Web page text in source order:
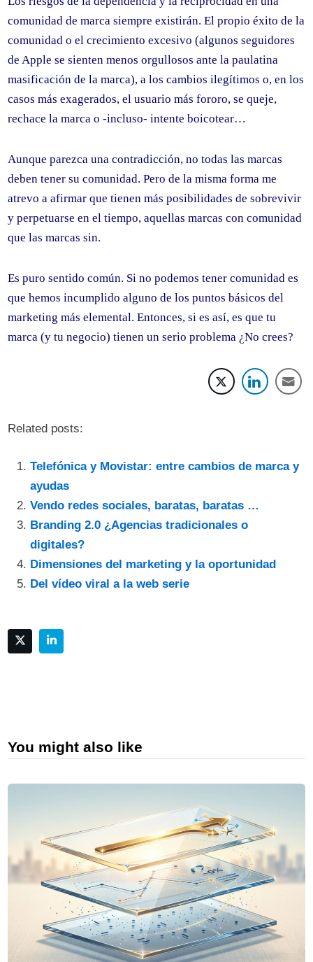
comunidad de marca siempre existirán. El propio éxito de la
comunidad o el crecimiento excesivo (algunos seguidores
de Apple se sienten menos orgullosos ante la paulatina
masificación de la marca), a los cambios ilegítimos o, en los
casos más exagerados, el usuario más fororo, se queje,
rechace la marca o -incluso- intente boicotear…
Aunque parezca una contradicción, no todas las marcas
deben tener su comunidad. Pero de la misma forma me
atrevo a afirmar que tienen más posibilidades de sobrevivir
y perpetuarse en el tiempo, aquellas marcas con comunidad
que las marcas sin.
Es puro sentido común. Si no podemos tener comunidad es
que hemos incumplido alguno de los puntos básicos del
marketing más elemental. Entonces, si es así, es quetu
marca (y tu negocio) tienen un serio problema ¿No crees?
Related posts:
Telefónica y Movistar: entre cambios de marca y
ayudas
Vendo redes sociales, baratas, baratas …
Branding 2.0 ¿Agencias tradicionales o
digitales?
Dimensiones del marketing y la oportunidad
Del vídeo viral a la web serie
You might also like